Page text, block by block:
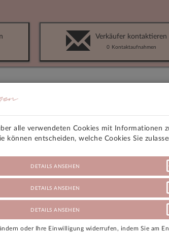
Verkäufer kontaktieren
0 Kontaktaufnahmen
STRASS VERSCHIEDENE GROße
alle verwendeten Cookies mit Informationen
können entscheiden, welche Cookies Sie
DETAILS ANSEHEN
DETAILS ANSEHEN
DETAILS ANSEHEN
oder Ihre Einwilligung widerrufen, indem Sie am